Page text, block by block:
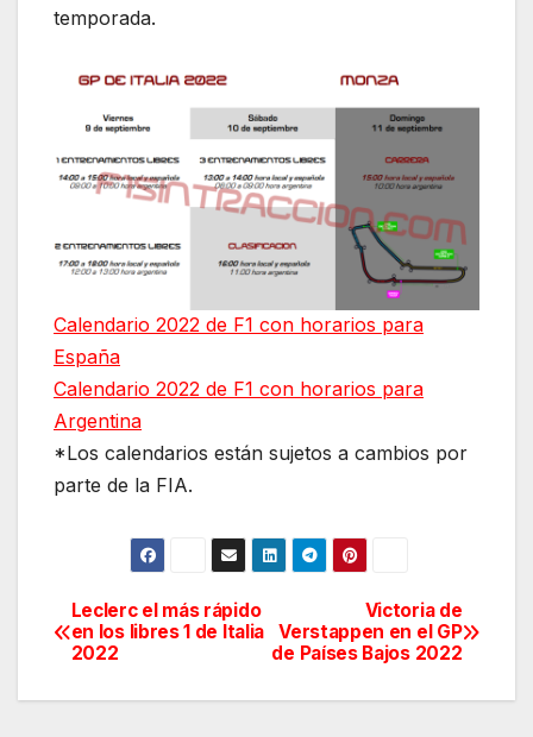
temporada.
Calendario 2022 de F1 con horarios para
España
Calendario 2022 de F1 con horarios para
Argentina
*Los calendarios están sujetos a cambios por
parte de la FIA.
Navegación
de
Victoria de
Verstappen en el GP
de Países Bajos 2022
Leclerc el más rápido
en los libres 1 de Italia
2022